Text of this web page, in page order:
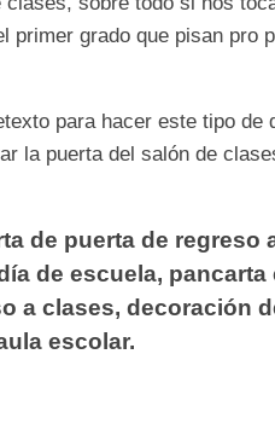
primer grado que pisan pro
para hacer este tipo de
la puerta del salón de
de puerta de regreso
de escuela, pancarta
a clases, decoración
escolar.